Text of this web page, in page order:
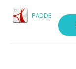
Alunos e Pais
PADDE